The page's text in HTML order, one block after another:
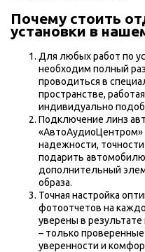
Почему стоить
установки в
Для любых работ по
необходим полный
проводиться в
пространстве,
индивидуально
Подключение линз
«АвтоАудиоЦентром»
надежности,
подарить
дополнительный
образа.
Точная настройка
фотоотчетов на
уверены в результате
– только
уверенности и